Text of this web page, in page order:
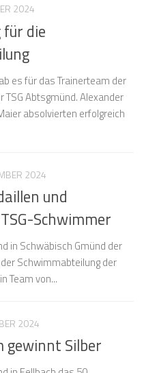
2024
die
es für das Trainerteam der
Abtsgmünd. Alexander
absolvierten erfolgreich
2024
und
Schwimmer
in Schwäbisch Gmünd der
Schwimmabteilung der
Team von...
2024
gewinnt Silber